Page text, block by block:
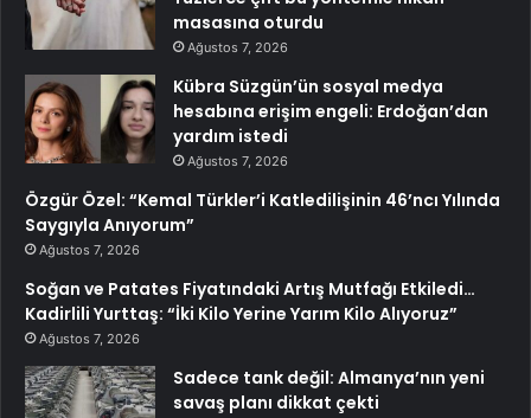
masasına oturdu
Ağustos 7, 2026
Kübra Süzgün’ün sosyal medya
hesabına erişim engeli: Erdoğan’dan
yardım istedi
Ağustos 7, 2026
Özgür Özel: “Kemal Türkler’i Katledilişinin 46’ncı Yılında
Saygıyla Anıyorum”
Ağustos 7, 2026
Soğan ve Patates Fiyatındaki Artış Mutfağı Etkiledi…
Kadirlili Yurttaş: “İki Kilo Yerine Yarım Kilo Alıyoruz”
Ağustos 7, 2026
Sadece tank değil: Almanya’nın yeni
savaş planı dikkat çekti